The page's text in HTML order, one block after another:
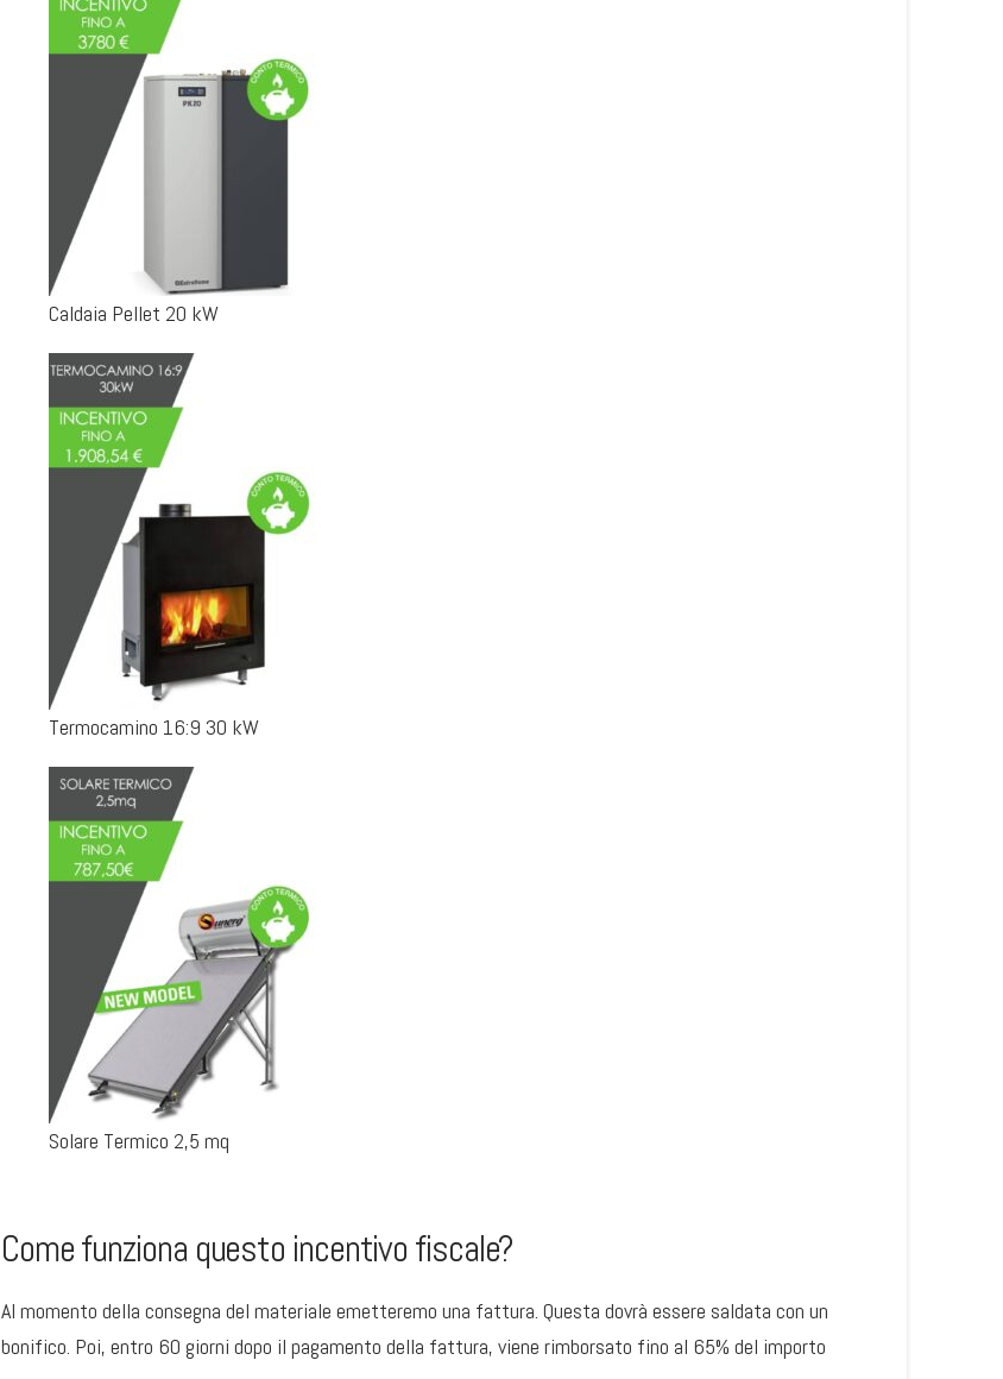
Caldaia Pellet 20 kW
Termocamino 16:9 30 kW
Solare Termico 2,5 mq
Come funziona questo incentivo fiscale?
Al momento della consegna del materiale emetteremo una fattura. Questa dovrà essere saldata con un
bonifico. Poi, entro 60 giorni dopo il pagamento della fattura, viene rimborsato fino al 65% del importo